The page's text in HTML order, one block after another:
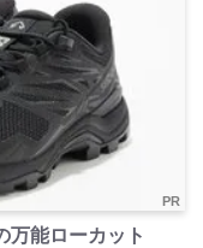
PR
万能ローカット